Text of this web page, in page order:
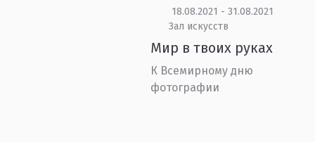
18.08.2021 - 31.08.2021
Зал искусств
Мир в твоих руках
К Всемирному дню
фотографии